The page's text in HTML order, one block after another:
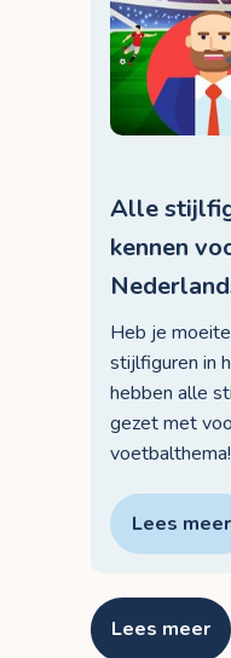
Alle
kennen
Heb je
stijlfiguren in
hebben alle
gezet met
voetbalthema!
Lees meer
Lees meer